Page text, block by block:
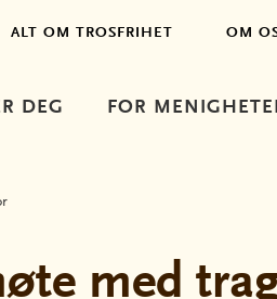
DEG FOR
ALT OM TROSFRIHET OM
med